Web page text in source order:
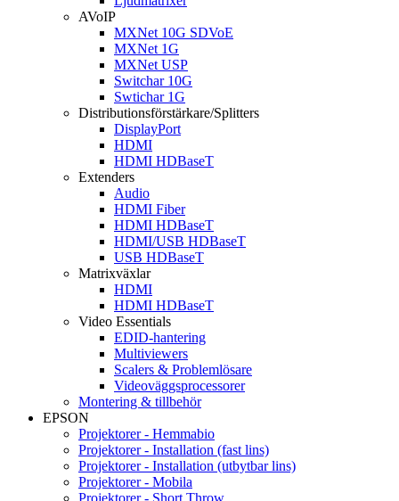
AVoIP
MXNet 10G SDVoE
MXNet 1G
MXNet USP
Switchar 10G
Swtichar 1G
Distributionsförstärkare/Splitters
DisplayPort
HDMI
HDMI HDBaseT
Extenders
Audio
HDMI Fiber
HDMI HDBaseT
HDMI/USB HDBaseT
USB HDBaseT
Matrixväxlar
HDMI
HDMI HDBaseT
Video Essentials
EDID-hantering
Multiviewers
Scalers & Problemlösare
Videoväggsprocessorer
Montering & tillbehör
EPSON
Projektorer - Hemmabio
Projektorer - Installation (fast lins)
Projektorer - Installation (utbytbar lins)
Projektorer - Mobila
Projektorer - Short Throw